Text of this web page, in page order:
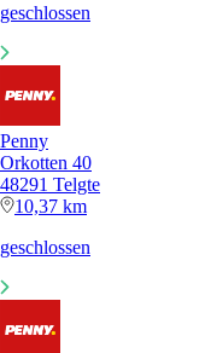
geschlossen
Penny
Orkotten 40
48291 Telgte
10,37 km
geschlossen